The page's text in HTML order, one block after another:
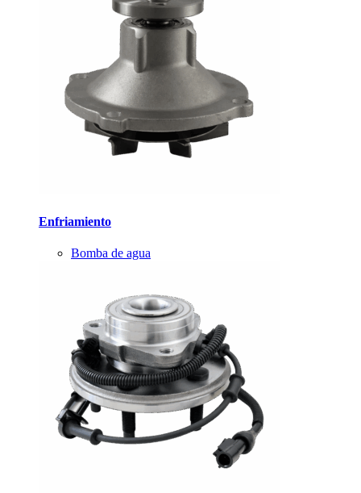
Enfriamiento
Bomba de agua